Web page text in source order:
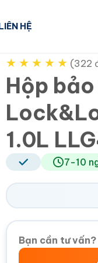
HỆ
★ ★ ★ ★ ★ (322
Hộp
1.0L
7-10
Bạn cần tư vấn?